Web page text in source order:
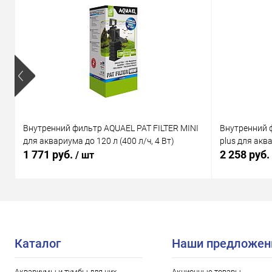
Внутренний фильтр AQUAEL PAT FILTER MINI
для аквариума до 120 л (400 л/ч, 4 Вт)
1 771 руб. / шт
Внутренний
plus для
2 258 руб.
Каталог Наши